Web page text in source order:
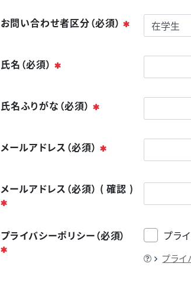
お問い合わせ者区分（必須）
氏名（必須）
氏名ふりがな（必須）
メールアドレス（必須）
メールアドレス（必須） ( 確認 )
プライバシーポリシー（必須） プラ
ヒント
プライ